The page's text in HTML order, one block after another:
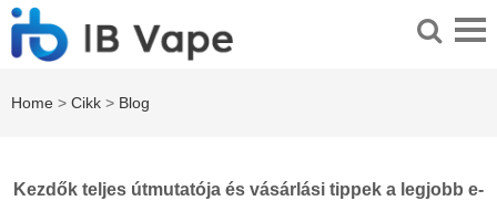
Home > Cikk > Blog
Kezdők teljes útmutatója és vásárlási tippek a legjobb e-